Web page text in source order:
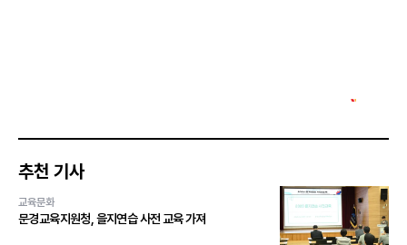
추천 기사
교육문화
문경교육지원청, 을지연습 사전 교육 가져